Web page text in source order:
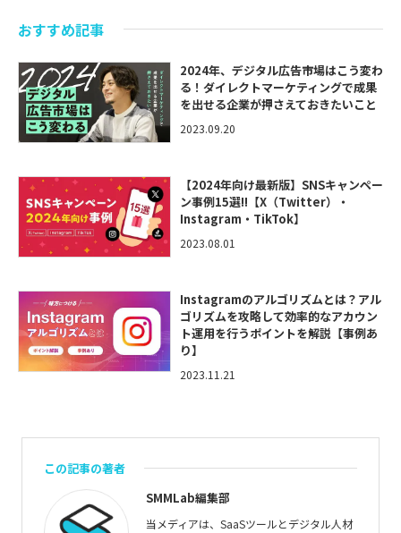
おすすめ記事
2024年、デジタル広告市場はこう変わ
る！ダイレクトマーケティングで成果
を出せる企業が押さえておきたいこと
2023.09.20
【2024年向け最新版】SNSキャンペー
ン事例15選!!【X（Twitter）・
Instagram・TikTok】
2023.08.01
Instagramのアルゴリズムとは？アル
ゴリズムを攻略して効率的なアカウン
ト運用を行うポイントを解説【事例あ
り】
2023.11.21
この記事の著者
SMMLab編集部
当メディアは、SaaSツールとデジタル人材